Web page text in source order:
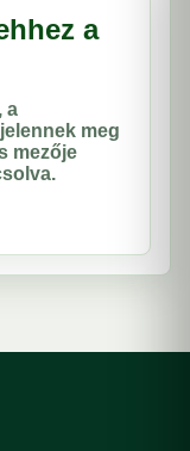
a
a
meg
mezője